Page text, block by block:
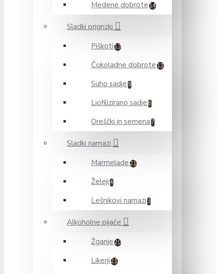
Medene dobrote 14
Sladki prigrizki
Piškoti 13
Čokoladne dobrote 11
Suho sadje 9
Liofilizirano sadje 8
Oreščki in semena 7
Sladki namazi
Marmelade 21
Želeji 4
Lešnikovi namazi 3
Alkoholne pijače
Žganje 20
Likerji 21